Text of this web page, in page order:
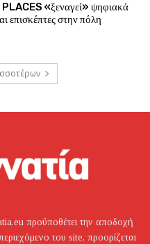
«ξεναγεί» ψηφιακά
επισκέπτες στην πόλη
προϋποθέτει την αποδοχή
του site, προορίζεται